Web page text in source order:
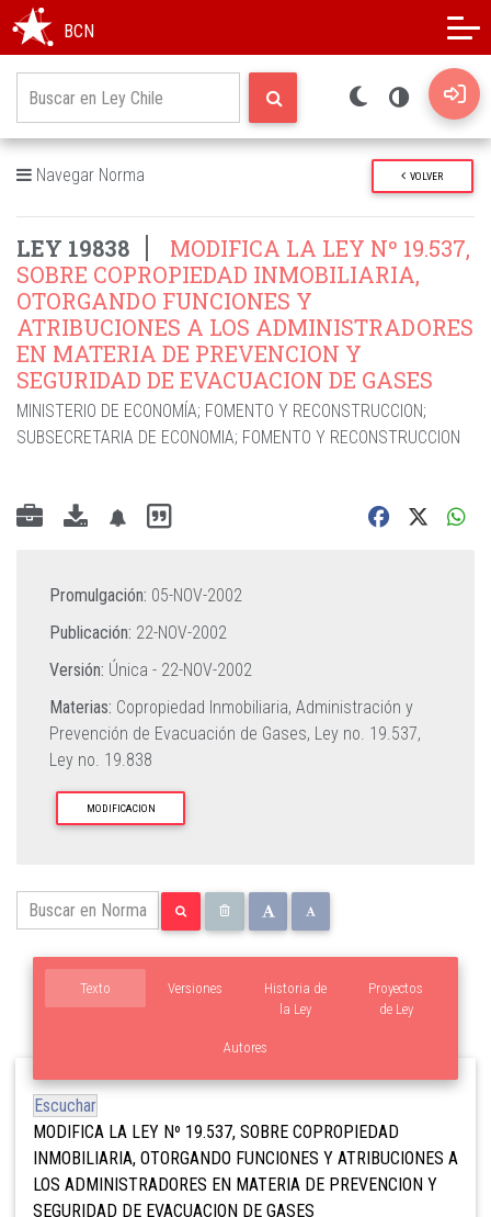
BCN
Navegar Norma VOLVER
LEY 19838
MODIFICA LA LEY Nº 19.537,
SOBRE COPROPIEDAD INMOBILIARIA,
OTORGANDO FUNCIONES Y
ATRIBUCIONES A LOS ADMINISTRADORES
EN MATERIA DE PREVENCION Y
SEGURIDAD DE EVACUACION DE GASES
MINISTERIO DE ECONOMÍA; FOMENTO Y RECONSTRUCCION;
SUBSECRETARIA DE ECONOMIA; FOMENTO Y RECONSTRUCCION
Promulgación: 05-NOV-2002
Publicación: 22-NOV-2002
Versión: Única - 22-NOV-2002
Materias: Copropiedad Inmobiliaria, Administración y
Prevención de Evacuación de Gases, Ley no. 19.537,
Ley no. 19.838
MODIFICACION
Texto Versiones
Proyectos
de Ley
Historia de
la Ley
Autores
Escuchar
MODIFICA LA LEY Nº 19.537, SOBRE COPROPIEDAD
INMOBILIARIA, OTORGANDO FUNCIONES Y ATRIBUCIONES A
LOS ADMINISTRADORES EN MATERIA DE PREVENCION Y
SEGURIDAD DE EVACUACION DE GASES